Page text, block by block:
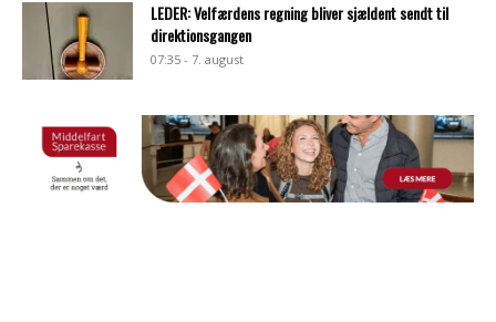
LEDER: Velfærdens regning bliver sjældent sendt til
direktionsgangen
07:35 - 7. august